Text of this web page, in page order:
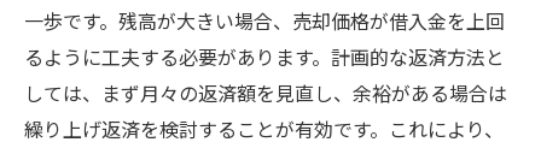
一歩です。残高が大きい場合、売却価格が借入金を上回
るように工夫する必要があります。計画的な返済方法と
しては、まず月々の返済額を見直し、余裕がある場合は
繰り上げ返済を検討することが有効です。これにより、